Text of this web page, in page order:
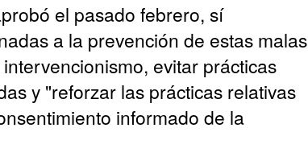
el pasado febrero, sí
a la prevención de estas malas
evitar prácticas
y "reforzar las prácticas relativas
informado de la